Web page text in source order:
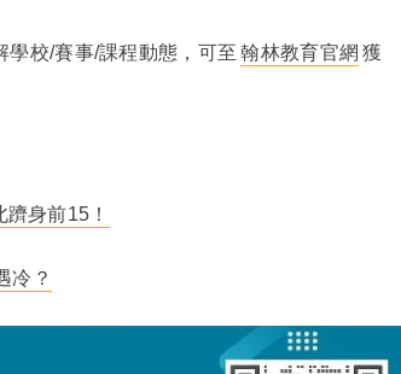
學校/賽事/課程動態，可至 翰林教育官網 獲
身前15！
冷？